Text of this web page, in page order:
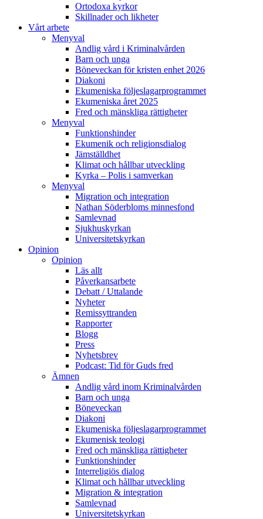
Ortodoxa kyrkor
Skillnader och likheter
Vårt arbete
Menyval
Andlig vård i Kriminalvården
Barn och unga
Böneveckan för kristen enhet 2026
Diakoni
Ekumeniska följeslagarprogrammet
Ekumeniska året 2025
Fred och mänskliga rättigheter
Menyval
Funktionshinder
Ekumenik och religionsdialog
Jämställdhet
Klimat och hållbar utveckling
Kyrka – Polis i samverkan
Menyval
Migration och integration
Nathan Söderbloms minnesfond
Samlevnad
Sjukhuskyrkan
Universitetskyrkan
Opinion
Opinion
Läs allt
Påverkansarbete
Debatt / Uttalande
Nyheter
Remissyttranden
Rapporter
Blogg
Press
Nyhetsbrev
Podcast: Tid för Guds fred
Ämnen
Andlig vård inom Kriminalvården
Barn och unga
Böneveckan
Diakoni
Ekumeniska följeslagarprogrammet
Ekumenisk teologi
Fred och mänskliga rättigheter
Funktionshinder
Interreligiös dialog
Klimat och hållbar utveckling
Migration & integration
Samlevnad
Universitetskyrkan